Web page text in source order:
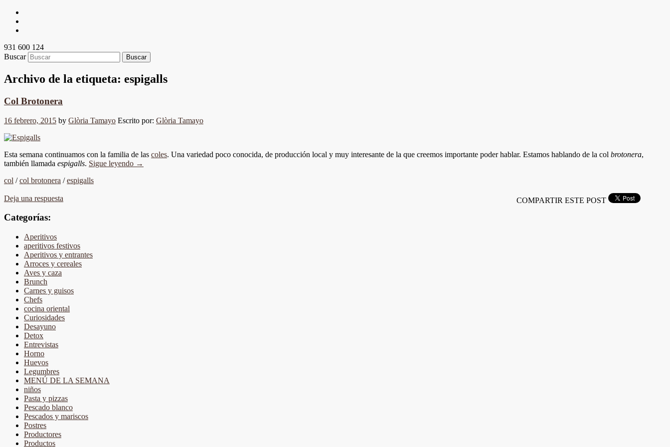
931 600 124
Buscar
Archivo de la etiqueta: espigalls
Col Brotonera
16 febrero, 2015 by Glòria Tamayo Escrito por: Glòria Tamayo
Esta semana continuamos con la familia de las coles. Una variedad poco conocida, de producción local y muy interesante de la que creemos importante poder hablar. Estamos hablando de la col brotonera,
también llamada espigalls. Sigue leyendo →
col /col brotonera /espigalls
Deja una respuesta COMPARTIR ESTE POST
Categorías:
Aperitivos
aperitivos festivos
Aperitivos y entrantes
Arroces y cereales
Aves y caza
Brunch
Carnes y guisos
Chefs
cocina oriental
Curiosidades
Desayuno
Detox
Entrevistas
Horno
Huevos
Legumbres
MENÚ DE LA SEMANA
niños
Pasta y pizzas
Pescado blanco
Pescados y mariscos
Postres
Productores
Productos